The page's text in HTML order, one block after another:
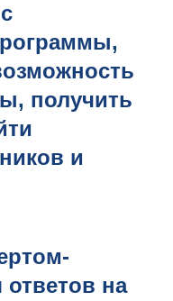
получить
и
на